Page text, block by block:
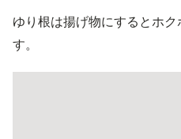
ゆり根は揚げ物にするとホ
す。